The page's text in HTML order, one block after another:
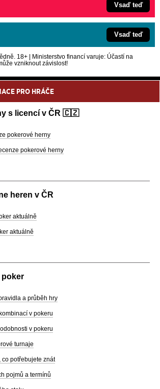
Vsaď teď
Vsaď teď
18+ | Ministerstvo financí varuje: Účastí na
vzniknout závislost!
PRO HRÁČE
s licencí v ČR 🇨🇿
pokerové herny
pokerové herny
heren v ČR
aktuálně
aktuálně
poker
a průběh hry
v pokeru
v pokeru
turnaje
co potřebujete znát
pojmů a termínů